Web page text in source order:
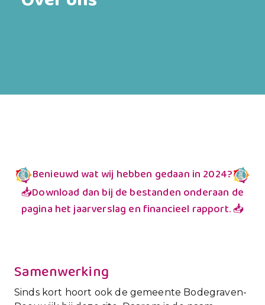
Benieuwd wat wij hebben gedaan in 2024?
📥Download dan bij de bestanden onderaan de
pagina het jaarverslag en financieel rapport. 📥
Samenwerking
Sinds kort hoort ook de gemeente Bodegraven-